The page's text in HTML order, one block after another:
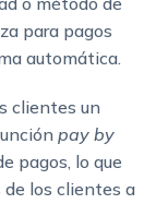
para pagos
automática.
clientes un
pay by
pagos, lo que
los clientes a